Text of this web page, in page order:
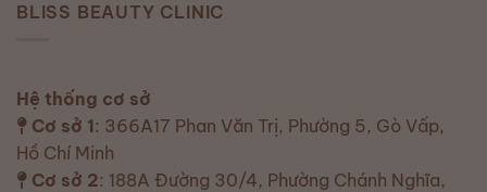
BLISS BEAUTY CLINIC
Hệ thống cơ sở
Cơ sở 1: 366A17 Phan Văn Trị, Phường 5, Gò Vấp,
Hồ Chí Minh
Cơ sở 2: 188A Đường 30/4, Phường Chánh Nghĩa,